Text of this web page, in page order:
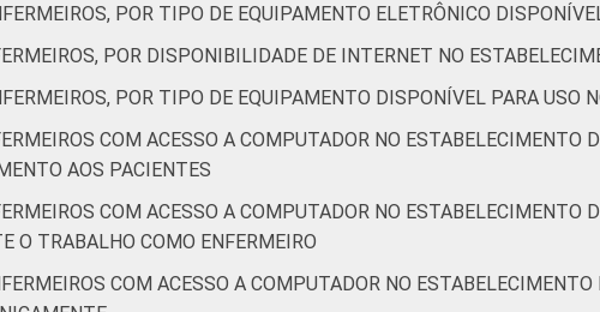
POR TIPO DE EQUIPAMENTO ELETRÔNICO
POR DISPONIBILIDADE DE INTERNET NO
POR TIPO DE EQUIPAMENTO DISPONÍVEL PARA USO
COM ACESSO A COMPUTADOR NO ESTABELECIMENTO
AOS PACIENTES
COM ACESSO A COMPUTADOR NO ESTABELECIMENTO
O TRABALHO COMO ENFERMEIRO
COM ACESSO A COMPUTADOR NO